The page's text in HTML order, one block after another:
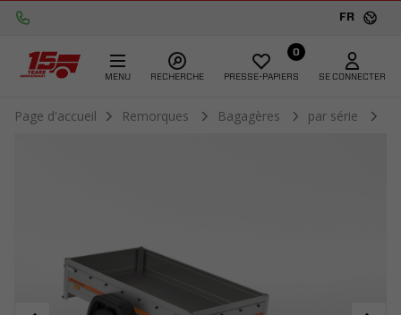
FR
MENU RECHERCHE
0
PRESSE-PAPIERS SE CONNECTER
Page d'accueil Remorques Bagagères par série